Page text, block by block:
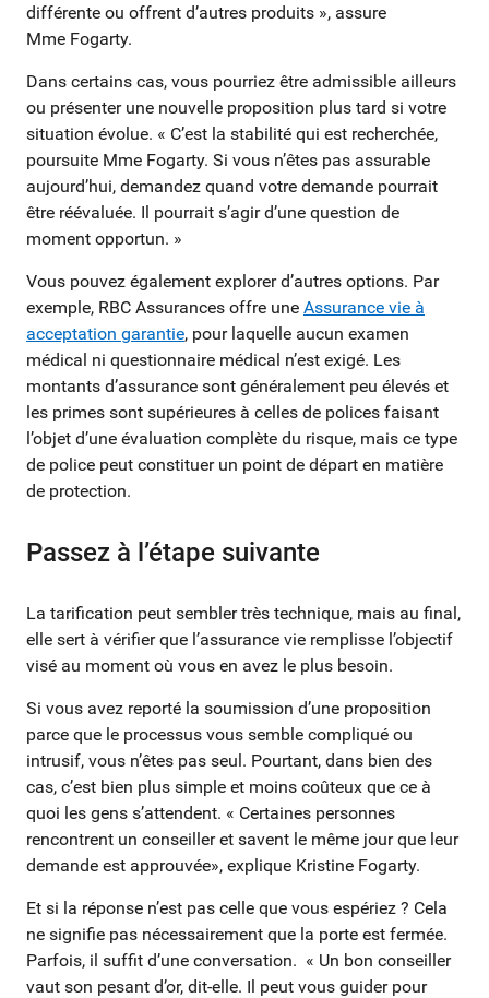
différente ou offrent d’autres produits », assure
Mme Fogarty.
Dans certains cas, vous pourriez être admissible ailleurs
ou présenter une nouvelle proposition plus tard si votre
situation évolue. « C’est la stabilité qui est recherchée,
poursuite Mme Fogarty. Si vous n’êtes pas assurable
aujourd’hui, demandez quand votre demande pourrait
être réévaluée. Il pourrait s’agir d’une question de
moment opportun. »
Vous pouvez également explorer d’autres options. Par
exemple, RBC Assurances offre une Assurance vie à
acceptation garantie, pour laquelle aucun examen
médical ni questionnaire médical n’est exigé. Les
montants d’assurance sont généralement peu élevés et
les primes sont supérieures à celles de polices faisant
l’objet d’une évaluation complète du risque, mais ce type
de police peut constituer un point de départ en matière
de protection.
Passez à l’étape suivante
La tarification peut sembler très technique, mais au final,
elle sert à vérifier que l’assurance vie remplisse l’objectif
visé au moment où vous en avez le plus besoin.
Si vous avez reporté la soumission d’une proposition
parce que le processus vous semble compliqué ou
intrusif, vous n’êtes pas seul. Pourtant, dans bien des
cas, c’est bien plus simple et moins coûteux que ce à
quoi les gens s’attendent. « Certaines personnes
rencontrent un conseiller et savent le même jour que leur
demande est approuvée», explique Kristine Fogarty.
Et si la réponse n’est pas celle que vous espériez ? Cela
ne signifie pas nécessairement que la porte est fermée.
Parfois, il suffit d’une conversation. « Un bon conseiller
vaut son pesant d’or, dit-elle. Il peut vous guider pour